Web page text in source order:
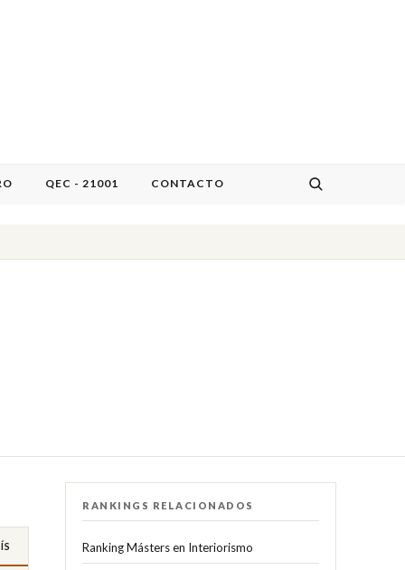
QEC - 21001 CONTACTO
RANKINGS RELACIONADOS
Ranking Másters en Interiorismo